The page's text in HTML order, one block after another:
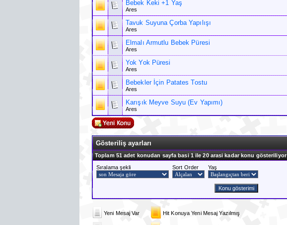
Bebek Keki +1 Yaş
Ares
Tavuk Suyuna Çorba Yapılışı
Ares
Elmalı Armutlu Bebek Püresi
Ares
Yok Yok Püresi
Ares
Bebekler İçin Patates Tostu
Ares
Karışık Meyve Suyu (Ev Yapımı)
Ares
Gösteriliş ayarları
Toplam 51 adet konudan sayfa basi 1 ile 20 arasi kadar konu gösteriliyor
Sıralama şekli
Sort Order Yaş
Yeni Mesaj Var Hit Konuya Yeni Mesaj Yazılmış